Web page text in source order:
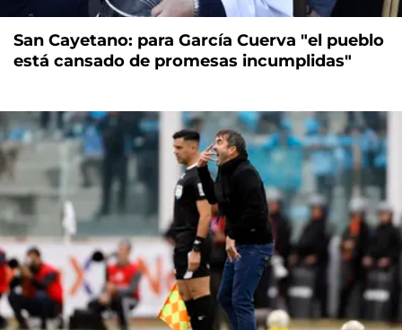
San Cayetano: para García Cuerva "el pueblo
está cansado de promesas incumplidas"